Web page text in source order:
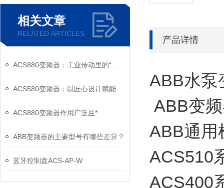
相关文章
RELATED ARTICLES
ACS880变频器作用广泛且*
ABB变频器的主要型号有哪些差异？
蓝牙控制盘ACS-AP-W
产品详情
ABB水
ABB变
ABB通用
ACS510
ACS400